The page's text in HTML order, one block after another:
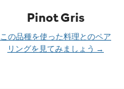
Pinot Gris
この品種を使った料理とのペア
リングを見てみましょう →